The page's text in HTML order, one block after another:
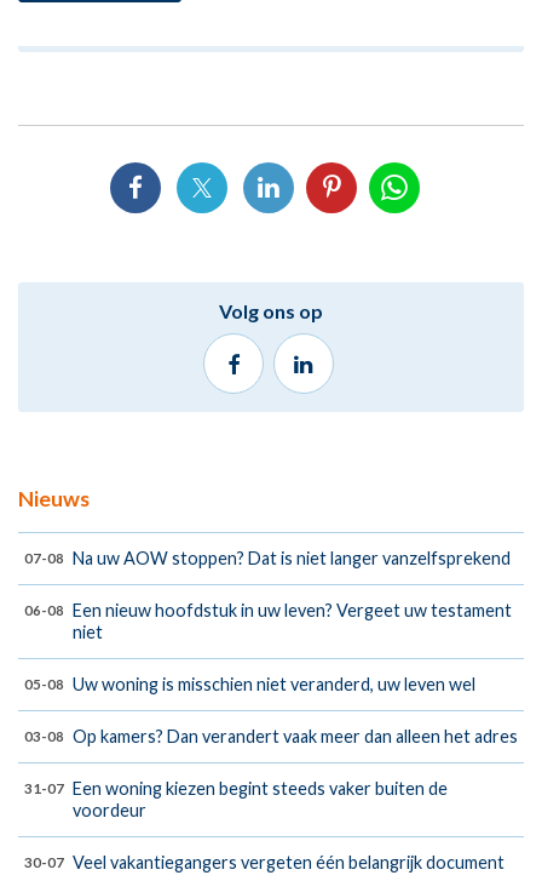
Volg ons op
Nieuws
07-08 Na uw AOW stoppen? Dat is niet langer vanzelfsprekend
06-08
Een nieuw hoofdstuk in uw leven? Vergeet uw testament
niet
05-08 Uw woning is misschien niet veranderd, uw leven wel
03-08 Op kamers? Dan verandert vaak meer dan alleen het adres
31-07 Een woning kiezen begint steeds vaker buiten de
voordeur
30-07 Veel vakantiegangers vergeten één belangrijk document